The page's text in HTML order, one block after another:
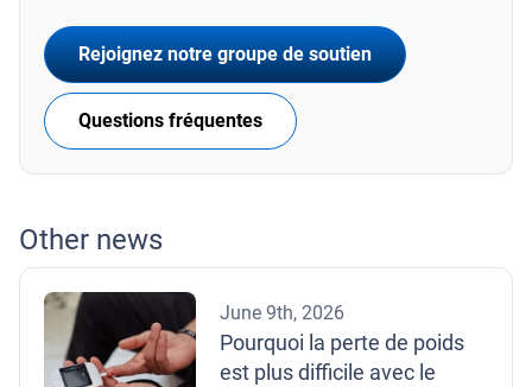
Rejoignez notre groupe de soutien
Questions fréquentes
Other news
June 9th, 2026
Pourquoi la perte de poids
est plus difficile avec le